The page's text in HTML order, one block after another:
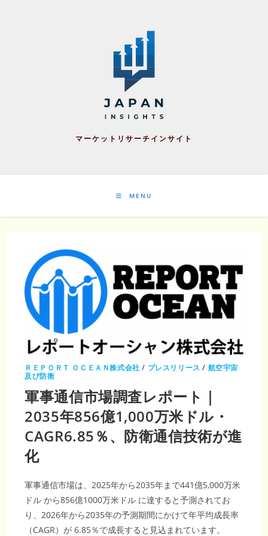
マーケットリサーチインサイト
MENU
ＲＥＰＯＲＴ ＯＣＥＡＮ株式会社 / プレスリリース / 航空宇宙
及び防衛
軍事通信市場調査レポート｜
2035年856億1,000万米ドル・
CAGR6.85％、防衛通信技術が進
化
軍事通信市場は、2025年から2035年まで441億5,000万米
ドル から856億1000万米ドル に達すると予測されてお
り、2026年から2035年の予測期間にかけて年平均成長率
（CAGR）が 6.85％で成長すると見込まれています。